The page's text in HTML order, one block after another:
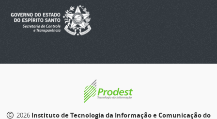
2026 Instituto de Tecnologia da Informação e Comunicação do